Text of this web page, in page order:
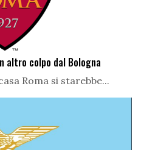
altro colpo dal Bologna
Roma si starebbe...